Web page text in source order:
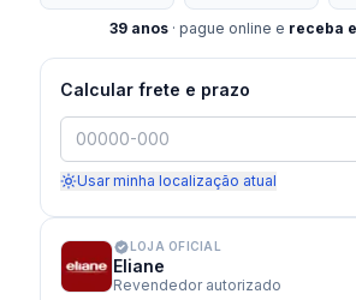
39 anos · pague online e receba
Calcular frete e prazo
Usar minha localização atual
LOJA OFICIAL
Eliane
Revendedor autorizado